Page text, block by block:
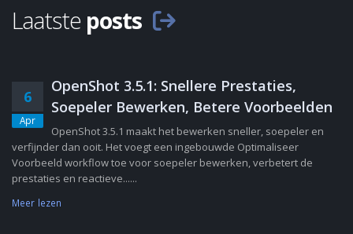
Laatste posts
6
Apr
OpenShot 3.5.1: Snellere Prestaties,
Soepeler Bewerken, Betere Voorbeelden
OpenShot 3.5.1 maakt het bewerken sneller, soepeler en
verfijnder dan ooit. Het voegt een ingebouwde Optimaliseer
Voorbeeld workflow toe voor soepeler bewerken, verbetert de
prestaties en reactieve......
Meer lezen